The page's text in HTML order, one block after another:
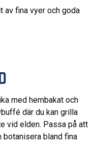
av fina vyer och goda
med hembakat och
där du kan grilla
vid elden. Passa på att
bland fina